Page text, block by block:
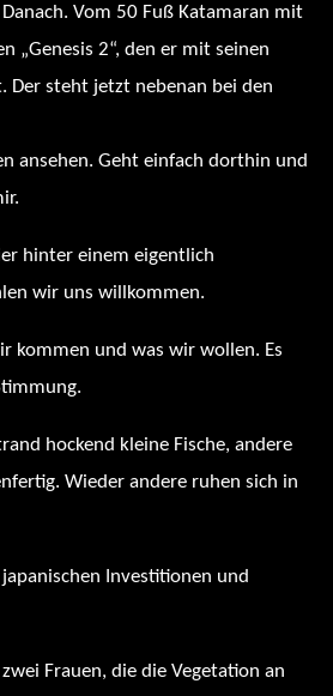
Vom 50 Fuß Katamaran mit
„Genesis 2“, den er mit seinen
Der steht jetzt nebenan bei den
ansehen. Geht einfach dorthin und
hinter einem eigentlich
wir uns willkommen.
kommen und was wir wollen. Es
hockend kleine Fische, andere
Wieder andere ruhen sich in
Investitionen und
Frauen, die die Vegetation an